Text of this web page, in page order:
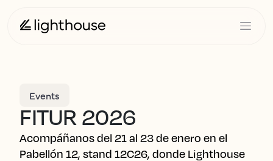
Events
FITUR 2026
Acompáñanos del 21 al 23 de enero en el
Pabellón 12, stand 12C26, donde Lighthouse